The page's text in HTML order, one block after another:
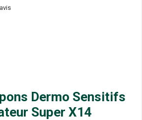
Dermo Sensitifs
Super X14